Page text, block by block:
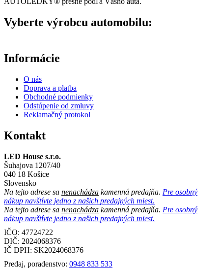
Vyberte výrobcu automobilu:
Informácie
O nás
Doprava a platba
Obchodné podmienky
Odstúpenie od zmluvy
Reklamačný protokol
Kontakt
LED House s.r.o.
Šuhajova 1207/40
040 18 Košice
Slovensko
Na tejto adrese sa nenachádza kamenná predajňa. Pre osobný
nákup navštívte jedno z našich predajných miest.
Na tejto adrese sa nenachádza kamenná predajňa. Pre osobný
nákup navštívte jedno z našich predajných miest.
IČO: 47724722
DIČ: 2024068376
IČ DPH: SK2024068376
Predaj, poradenstvo: 0948 833 533